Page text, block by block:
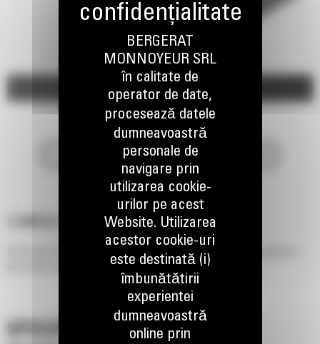
1.6 M3 (2.1 YD3), BOLT-ON CUTTING EDGE
Performance Series Flat Floor, General Purpose Buckets utilize a long flat floor
that delivers improved results when back dragging and grading.
SPECIFICATII
BERGERAT
MONNOYEUR SRL
în calitate de
operator de date,
procesează datele
dumneavoastră
personale de
navigare prin
utilizarea cookie-
urilor pe acest
Website. Utilizarea
acestor cookie-uri
este destinată (i)
îmbunătătirii
experientei
dumneavoastră
online prin